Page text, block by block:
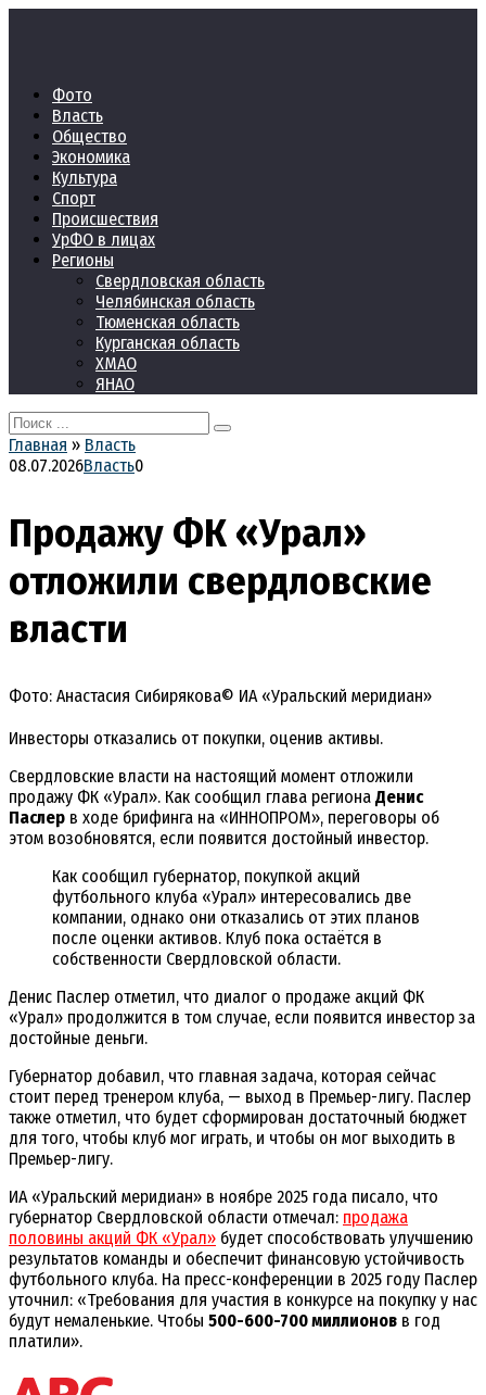
Фото
Власть
Общество
Экономика
Культура
Спорт
Происшествия
УрФО в лицах
Регионы
Свердловская область
Челябинская область
Тюменская область
Курганская область
ХМАО
ЯНАО
Search
for:
Главная » Власть
08.07.2026Власть0
Продажу ФК «Урал»
отложили свердловские
власти
Фото: Анастасия Сибирякова© ИА «Уральский меридиан»
Инвесторы отказались от покупки, оценив активы.
Свердловские власти на настоящий момент отложили
продажу ФК «Урал». Как сообщил глава региона Денис
Паслер в ходе брифинга на «ИННОПРОМ», переговоры об
этом возобновятся, если появится достойный инвестор.
Как сообщил губернатор, покупкой акций
футбольного клуба «Урал» интересовались две
компании, однако они отказались от этих планов
после оценки активов. Клуб пока остаётся в
собственности Свердловской области.
Денис Паслер отметил, что диалог о продаже акций ФК
«Урал» продолжится в том случае, если появится инвестор за
достойные деньги.
Губернатор добавил, что главная задача, которая сейчас
стоит перед тренером клуба, — выход в Премьер-лигу. Паслер
также отметил, что будет сформирован достаточный бюджет
для того, чтобы клуб мог играть, и чтобы он мог выходить в
Премьер-лигу.
ИА «Уральский меридиан» в ноябре 2025 года писало, что
губернатор Свердловской области отмечал: продажа
половины акций ФК «Урал» будет способствовать улучшению
результатов команды и обеспечит финансовую устойчивость
футбольного клуба. На пресс-конференции в 2025 году Паслер
уточнил: «Требования для участия в конкурсе на покупку у нас
будут немаленькие. Чтобы 500-600-700 миллионов в год
платили».